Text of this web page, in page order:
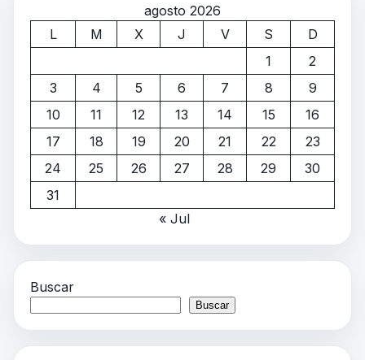
agosto 2026
L
M X J V S
D
1
2
3
4 5 6 7 8
9
10
11 12 13 14 15
16
17
18 19 20 21 22
23
24
25 26 27 28 29
30
31
« Jul
Buscar
Buscar